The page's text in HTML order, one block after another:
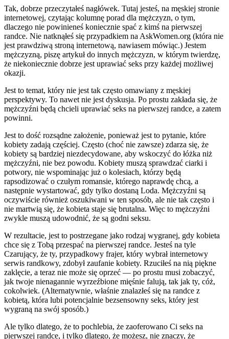
Tak, dobrze przeczytałeś nagłówek. Tutaj jesteś, na męskiej stronie
internetowej, czytając kolumnę porad dla mężczyzn, o tym,
dlaczego nie powinieneś koniecznie spać z kimś na pierwszej
randce. Nie natknąłeś się przypadkiem na AskWomen.org (która nie
jest prawdziwą stroną internetową, nawiasem mówiąc.) Jestem
mężczyzną, piszę artykuł do innych mężczyzn, w którym twierdzę,
że niekoniecznie dobrze jest uprawiać seks przy każdej możliwej
okazji.
Jest to temat, który nie jest tak często omawiany z męskiej
perspektywy. To nawet nie jest dyskusja. Po prostu zakłada się, że
mężczyźni będą chcieli uprawiać seks na pierwszej randce, a zatem
powinni.
Jest to dość rozsądne założenie, ponieważ jest to pytanie, które
kobiety zadają częściej. Często (choć nie zawsze) zdarza się, że
kobiety są bardziej niezdecydowane, aby wskoczyć do łóżka niż
mężczyźni, nie bez powodu. Kobiety muszą sprawdzać ciarki i
potwory, nie wspominając już o kolesiach, którzy będą
rapsodizować o czułym romansie, którego naprawdę chcą, a
następnie wystartować, gdy tylko dostaną Loda. Mężczyźni są
oczywiście również oszukiwani w ten sposób, ale nie tak często i
nie martwią się, że kobieta staje się brutalna. Więc to mężczyźni
zwykle muszą udowodnić, że są godni seksu.
W rezultacie, jest to postrzegane jako rodzaj wygranej, gdy kobieta
chce się z Tobą przespać na pierwszej randce. Jesteś na tyle
Czarujący, że ty, przypadkowy frajer, który wybrał internetowy
serwis randkowy, zdobył zaufanie kobiety. Rzuciłeś na nią piękne
zaklęcie, a teraz nie może się oprzeć — po prostu musi zobaczyć,
jak twoje nienagannie wyrzeźbione mięśnie falują, tak jak ty, cóż,
cokolwiek. (Alternatywnie, właśnie znalazłeś się na randce z
kobietą, która lubi potencjalnie bezsensowny seks, który jest
wygraną na swój sposób.)
Ale tylko dlatego, że to pochlebia, że zaoferowano Ci seks na
pierwszej randce, i tylko dlatego, że możesz, nie znaczy, że